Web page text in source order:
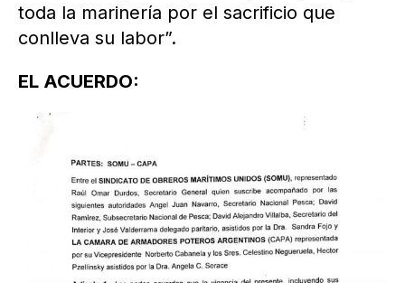
toda la marinería por el sacrificio que
conlleva su labor”.
EL ACUERDO: